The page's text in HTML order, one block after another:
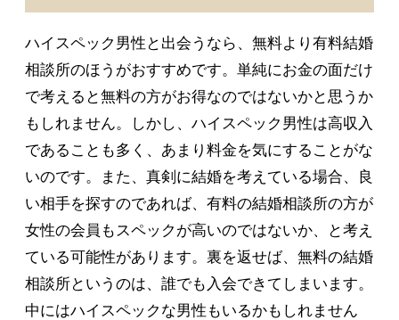
ハイスペック男性と出会うなら、無料より有料結婚
相談所のほうがおすすめです。単純にお金の面だけ
で考えると無料の方がお得なのではないかと思うか
もしれません。しかし、ハイスペック男性は高収入
であることも多く、あまり料金を気にすることがな
いのです。また、真剣に結婚を考えている場合、良
い相手を探すのであれば、有料の結婚相談所の方が
女性の会員もスペックが高いのではないか、と考え
ている可能性があります。裏を返せば、無料の結婚
相談所というのは、誰でも入会できてしまいます。
中にはハイスペックな男性もいるかもしれません